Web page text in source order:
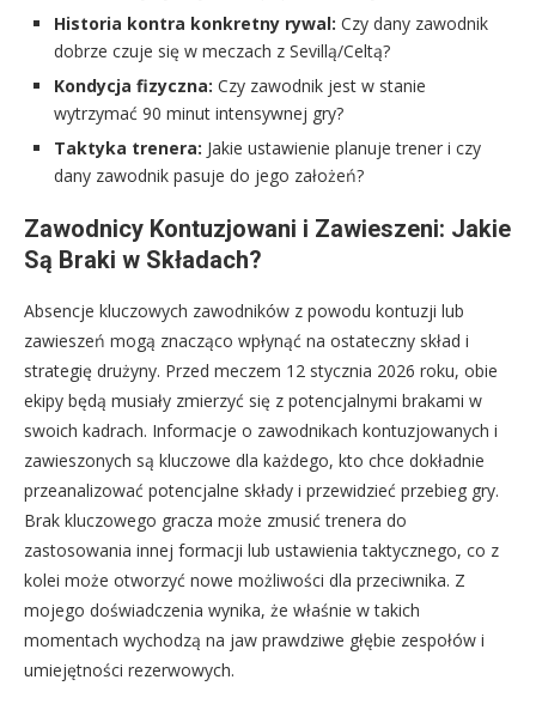
Historia kontra konkretny rywal: Czy dany zawodnik
dobrze czuje się w meczach z Sevillą/Celtą?
Kondycja fizyczna: Czy zawodnik jest w stanie
wytrzymać 90 minut intensywnej gry?
Taktyka trenera: Jakie ustawienie planuje trener i czy
dany zawodnik pasuje do jego założeń?
Zawodnicy Kontuzjowani i Zawieszeni: Jakie
Są Braki w Składach?
Absencje kluczowych zawodników z powodu kontuzji lub
zawieszeń mogą znacząco wpłynąć na ostateczny skład i
strategię drużyny. Przed meczem 12 stycznia 2026 roku, obie
ekipy będą musiały zmierzyć się z potencjalnymi brakami w
swoich kadrach. Informacje o zawodnikach kontuzjowanych i
zawieszonych są kluczowe dla każdego, kto chce dokładnie
przeanalizować potencjalne składy i przewidzieć przebieg gry.
Brak kluczowego gracza może zmusić trenera do
zastosowania innej formacji lub ustawienia taktycznego, co z
kolei może otworzyć nowe możliwości dla przeciwnika. Z
mojego doświadczenia wynika, że właśnie w takich
momentach wychodzą na jaw prawdziwe głębie zespołów i
umiejętności rezerwowych.